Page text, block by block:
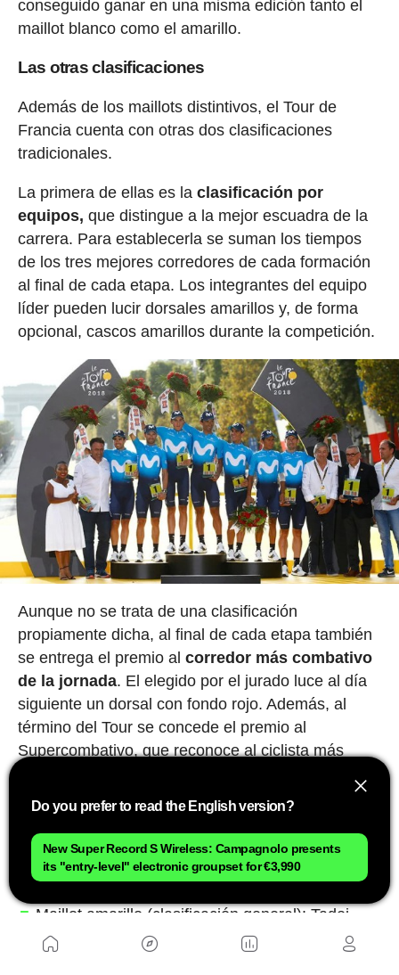
conseguido ganar en una misma edición tanto el
maillot blanco como el amarillo.
Las otras clasificaciones
Además de los maillots distintivos, el Tour de
Francia cuenta con otras dos clasificaciones
tradicionales.
La primera de ellas es la clasificación por
equipos, que distingue a la mejor escuadra de la
carrera. Para establecerla se suman los tiempos
de los tres mejores corredores de cada formación
al final de cada etapa. Los integrantes del equipo
líder pueden lucir dorsales amarillos y, de forma
opcional, cascos amarillos durante la competición.
Aunque no se trata de una clasificación
propiamente dicha, al final de cada etapa también
se entrega el premio al corredor más combativo
de la jornada. El elegido por el jurado luce al día
siguiente un dorsal con fondo rojo. Además, al
término del Tour se concede el premio al
Supercombativo, que reconoce al ciclista más
Los últimos ganadores de cada maillot
Los vencedores de las principales clasificaciones
en la edición de 2025 fueron:
Maillot amarillo (clasificación general): Tadej
Pogacar
Do you prefer to read the English version?
New Super Record S Wireless: Campagnolo presents
its "entry-level" electronic groupset for €3,990